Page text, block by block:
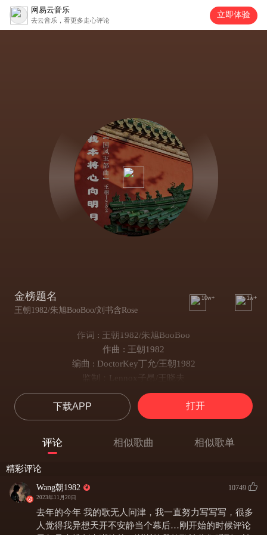
网易云音乐
去云音乐，看更多走心评论
立即体验
金榜题名
王朝1982/朱旭BooBoo/刘书含Rose
10w+ 1w+
作词 : 王朝1982/朱旭BooBoo
作曲 : 王朝1982
编曲 : DoctorKey丁允/王朝1982
监制：Lennox子昂/王晓夫
混音：Doctor Key丁允
母带：Doctor Key丁允
制作人：王朝1982
青衣演唱：刘书含Rose
小桥挂青苔
姑娘手靠船儿
下载APP 打开
评论 相似歌曲 相似歌单
精彩评论
Wang朝1982
2023年11月20日
10749
去年的今年 我的歌无人问津，我一直努力写写写，很多
人觉得我异想天开不安静当个幕后…刚开始的时候评论